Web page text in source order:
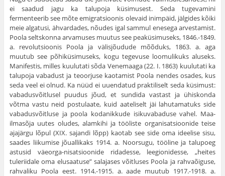
ei saadud jagu ka talupoja küsimusest. Seda tugevamini
fermenteerib see mõte emigratsioonis olevaid inimpäid, jälgides kõiki
meie algatusi, ähvardades, nõudes igal sammul enesega arves­tamist.
Poola seltskonna arvamuses muutus see peaküsi­museks, 1846.-1849.
a. revolutsioonis Poola ja välisjõudude mõõduks, 1863. a. aga
muutub see põhiküsimu­seks, kogu tegevuse loomulikuks aluseks.
Manifestis, milles kuulutati sõda Venemaaga (22. I. 1863) kuulutati ka
talupoja vabadust ja teoorjuse kaotamist Poola nendes osades, kus
seda veel ei olnud. Ka nüüd ei uuendatud praktiliselt seda küsimust:
vabadusvõitlusel puudus jõud, et sundida vastast ja ühiskonda
võtma vastu neid postu­laate, kuid aateliselt jäi lahutamatuks side
vabadusvõit­luse ja poola kodanikkude isikuvabaduse vahel. Maa­
ilmasõja uutes oludes, alamkihi ja tööliste organisatsi­oonide teise
ajajärgu lõpul (XIX. sajandi lõpp) kaotab see side oma ideelise sisu,
saades liikumise jõuallikaks 1914. a. Noorsugu, tööline ja talupoeg
astusid väeorga-nisatsioonide ridadesse, leegionidesse, „heites
tuleriidale oma elusaatuse” salajases võitluses Poola ja rahvaõiguse,
rahvaliku Poola eest. 1914.-1915. a. aade muutub 1917.-1918. a.